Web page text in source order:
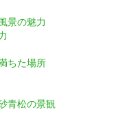
景の魅力
ちた場所
青松の景観